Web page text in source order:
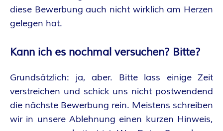
diese Bewerbung auch nicht wirklich am Herzen
gelegen hat.
Kann ich es nochmal versuchen? Bitte?
Grundsätzlich: ja, aber. Bitte lass einige Zeit
verstreichen und schick uns nicht postwendend
die nächste Bewerbung rein. Meistens schreiben
wir in unsere Ablehnung einen kurzen Hinweis,